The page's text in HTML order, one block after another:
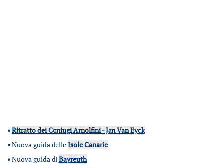
•Ritratto dei Coniugi Arnolfini - Jan Van Eyck
•Nuova guida delleIsole Canarie
•Nuova guida diBayreuth